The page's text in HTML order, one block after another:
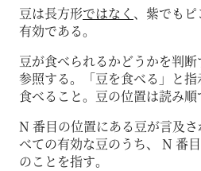
豆は長方形ではなく 、紫でもピ
有効である。
豆が食べられるかどうかを判
参照する。「豆を食べる」と
食べること。豆の位置は読み順
N 番目の位置にある豆が言及
べての有効な豆のうち、 N 番
のことを指す。